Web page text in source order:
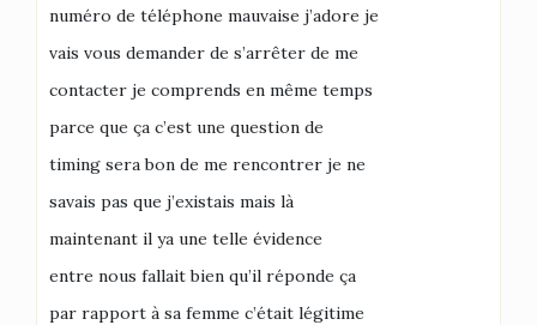
numéro de téléphone mauvaise j’adore je
vais vous demander de s’arrêter de me
contacter je comprends en même temps
parce que ça c’est une question de
timing sera bon de me rencontrer je ne
savais pas que j’existais mais là
maintenant il ya une telle évidence
entre nous fallait bien qu’il réponde ça
par rapport à sa femme c’était légitime